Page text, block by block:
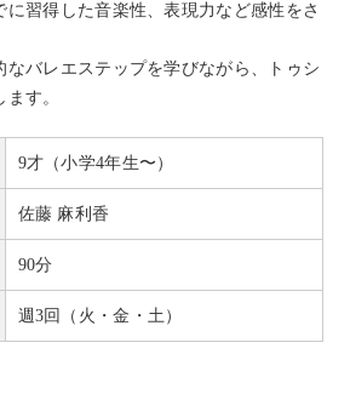
に習得した音楽性、表現力など感性をさ
なバレエステップを学びながら、トゥシ
す。
9才（小学4年生〜）
佐藤 麻利香
90分
週3回（火・金・土）